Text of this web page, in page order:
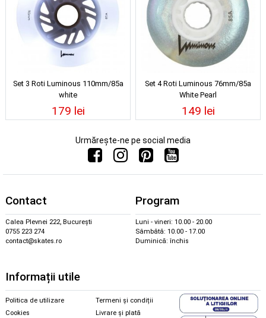
Set 3 Roti Luminous 110mm/85a
white
179 lei
Set 4 Roti Luminous 76mm/85a
White Pearl
149 lei
Urmărește-ne pe social media
Contact
Calea Plevnei 222, București
0755 223 274
contact@skates.ro
Program
Luni - vineri: 10.00 - 20.00
Sâmbătă: 10.00 - 17.00
Duminică: închis
Informații utile
Politica de utilizare
Cookies
Termeni și condiții
Livrare și plată